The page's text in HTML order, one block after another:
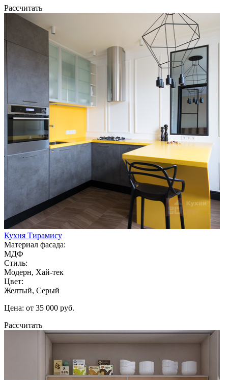
Рассчитать
Кухня Тирамису
Материал фасада:
МДФ
Стиль:
Модерн, Хай-тек
Цвет:
Желтый, Серый
Цена: от 35 000 руб.
Рассчитать